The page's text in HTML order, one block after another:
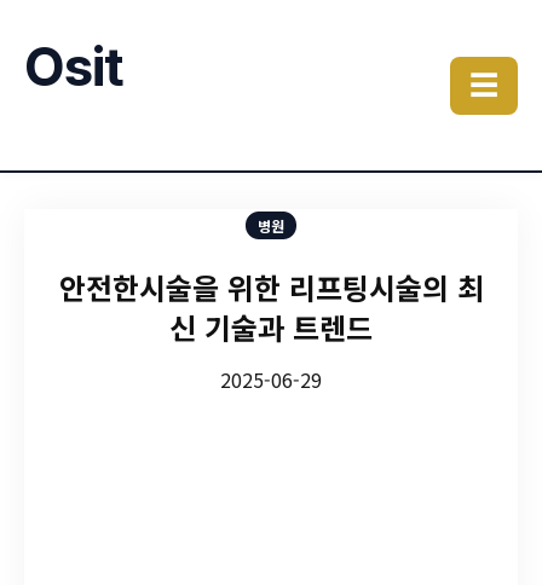
Osit ☰
병원
안전한시술을 위한 리프팅시술의 최
신 기술과 트렌드
2025-06-29